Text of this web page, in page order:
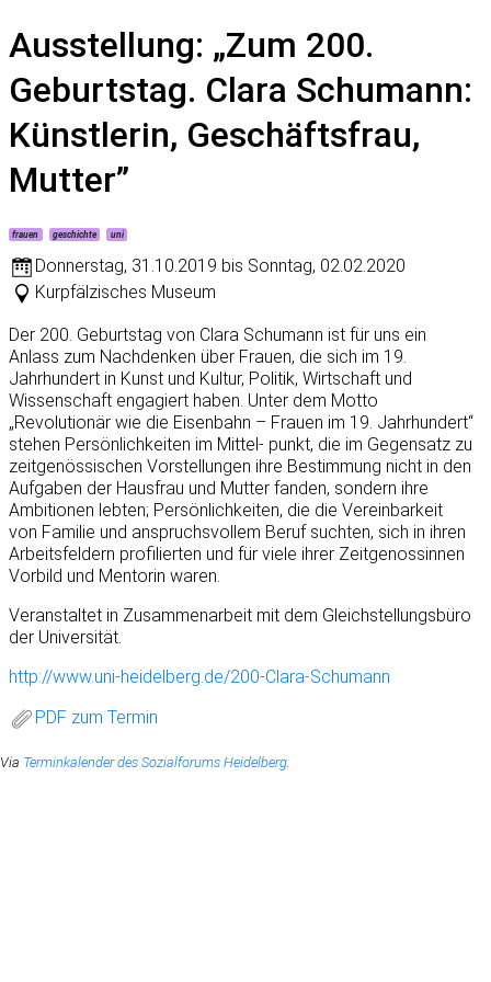
Ausstellung: „Zum 200.
Geburtstag. Clara Schumann:
Künstlerin, Geschäftsfrau,
Mutter”
frauen geschichte uni
Donnerstag, 31.10.2019 bis Sonntag, 02.02.2020
Kurpfälzisches Museum
Der 200. Geburtstag von Clara Schumann ist für uns ein
Anlass zum Nachdenken über Frauen, die sich im 19.
Jahrhundert in Kunst und Kultur, Politik, Wirtschaft und
Wissenschaft engagiert haben. Unter dem Motto
„Revolutionär wie die Eisenbahn – Frauen im 19. Jahrhundert“
stehen Persönlichkeiten im Mittel- punkt, die im Gegensatz zu
zeitgenössischen Vorstellungen ihre Bestimmung nicht in den
Aufgaben der Hausfrau und Mutter fanden, sondern ihre
Ambitionen lebten; Persönlichkeiten, die die Vereinbarkeit
von Familie und anspruchsvollem Beruf suchten, sich in ihren
Arbeitsfeldern profilierten und für viele ihrer Zeitgenossinnen
Vorbild und Mentorin waren.
Veranstaltet in Zusammenarbeit mit dem Gleichstellungsbüro
der Universität.
http://www.uni-heidelberg.de/200-Clara-Schumann
PDF zum Termin
Via Terminkalender des Sozialforums Heidelberg.